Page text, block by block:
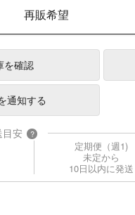
再販希望
を確認
通知する
目安 ?
定期便（週1)
未定から
10日以内に発送